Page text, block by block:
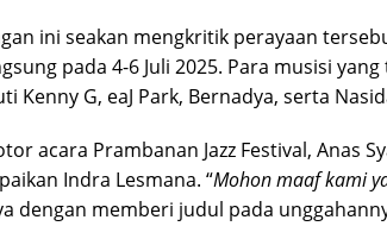
ini seakan mengkritik perayaan
pada 4-6 Juli 2025. Para musisi
Kenny G, eaJ Park, Bernadya, serta
acara Prambanan Jazz Festival, Anas
Indra Lesmana. “Mohon maaf kami
dengan memberi judul pada